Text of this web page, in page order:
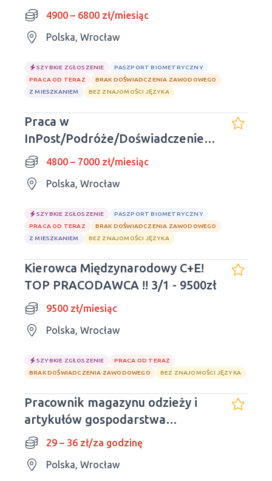
4900 – 6800 zł/miesiąc
Polska, Wrocław
SZYBKIE ZGŁOSZENIE
PASZPORT BIOMETRYCZNY
PRACA OD TERAZ
BRAK DOŚWIADCZENIA ZAWODOWEGO
Z MIESZKANIEM
BEZ ZNAJOMOŚCI JĘZYKA
Praca w
InPost/Podróże/Doświadczenie
nie jest wymagane
4800 – 7000 zł/miesiąc
Polska, Wrocław
SZYBKIE ZGŁOSZENIE
PASZPORT BIOMETRYCZNY
PRACA OD TERAZ
BRAK DOŚWIADCZENIA ZAWODOWEGO
Z MIESZKANIEM
BEZ ZNAJOMOŚCI JĘZYKA
Kierowca Międzynarodowy C+E!
TOP PRACODAWCA !! 3/1 - 9500zł
9500 zł/miesiąc
Polska, Wrocław
SZYBKIE ZGŁOSZENIE
PRACA OD TERAZ
BRAK DOŚWIADCZENIA ZAWODOWEGO
BEZ ZNAJOMOŚCI JĘZYKA
Pracownik magazynu odzieży i
artykułów gospodarstwa
domowego
29 – 36 zł/za godzinę
Polska, Wrocław